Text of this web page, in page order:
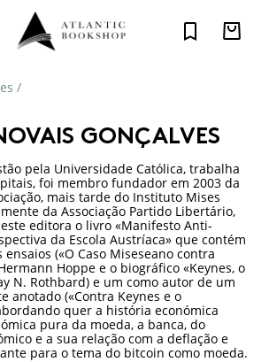
/
GONÇALVES
pela Universidade Católica, trabalha
foi membro fundador em 2003 da
mais tarde do Instituto Mises
da Associação Partido Libertário,
editora o livro «Manifesto Anti-
da Escola Austríaca» que contém
(«O Caso Miseseano contra
Hoppe e o biográfico «Keynes, o
N. Rothbard) e um como autor de um
anotado («Contra Keynes e o
quer a história económica
pura da moeda, a banca, do
e a sua relação com a deflação e
para o tema do bitcoin como moeda.